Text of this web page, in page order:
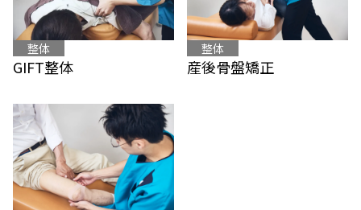
整体
GIFT整体
整体
産後骨盤矯正